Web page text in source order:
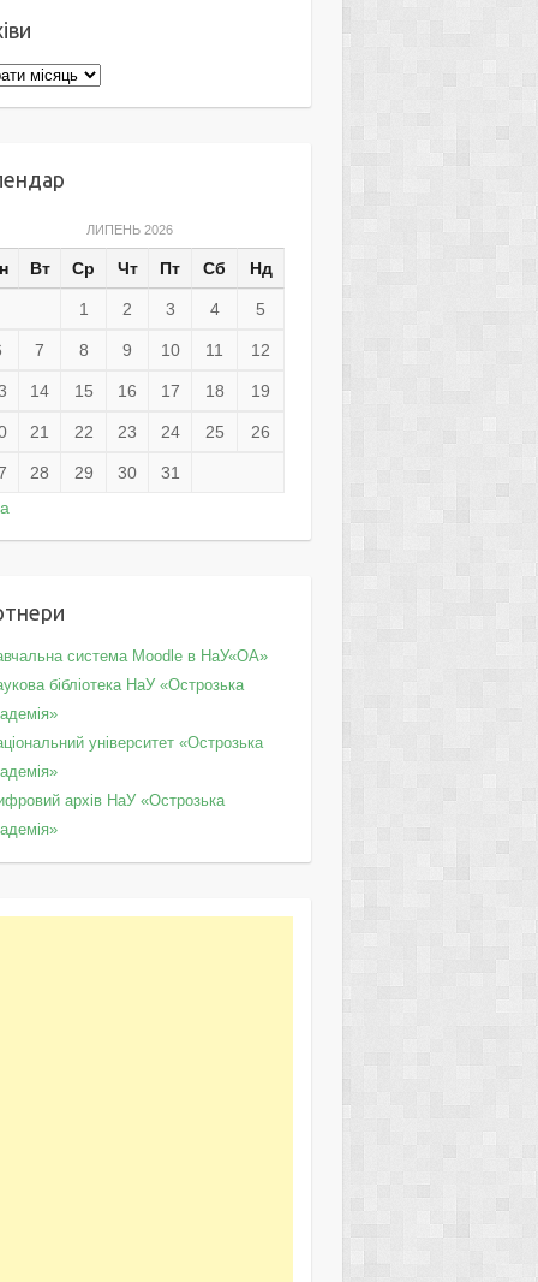
ЛИПЕНЬ 2026
Вт Ср Чт Пт Сб Нд
1 2 3 4 5
7 8 9 10 11 12
14 15 16 17 18 19
21 22 23 24 25 26
28 29 30
31
система Moodle в НаУ«ОА»
бібліотека НаУ «Острозька
університет «Острозька
архів НаУ «Острозька